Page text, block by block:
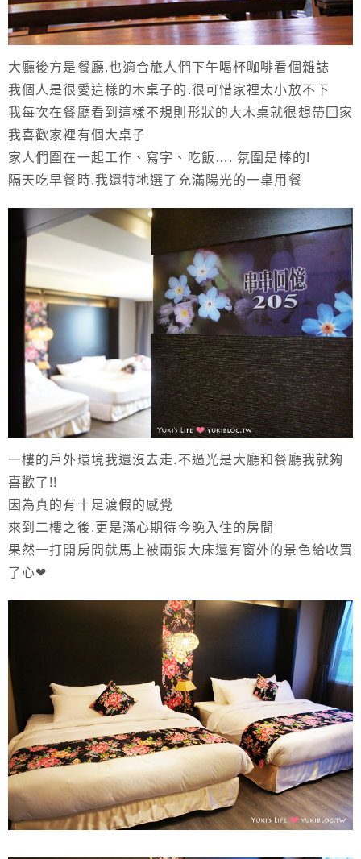
大廳後方是餐廳.也適合旅人們下午喝杯咖啡看個雜誌
我個人是很愛這樣的木桌子的.很可惜家裡太小放不下
我每次在餐廳看到這樣不規則形狀的大木桌就很想帶回家
我喜歡家裡有個大桌子
家人們圍在一起工作、寫字、吃飯…. 氛圍是棒的!
隔天吃早餐時.我還特地選了充滿陽光的一桌用餐
一樓的戶外環境我還沒去走.不過光是大廳和餐廳我就夠
喜歡了!!
因為真的有十足渡假的感覺
來到二樓之後.更是滿心期待今晚入住的房間
果然一打開房間就馬上被兩張大床還有窗外的景色給收買
了心❤